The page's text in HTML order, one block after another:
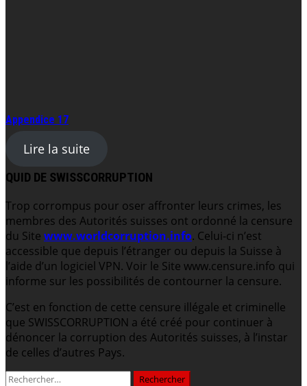
Appendice 17
Lire la suite
QUID DE SWISSCORRUPTION
Trop corrompus pour oser affronter leurs crimes, les
membres des Autorités suisses ont ordonné la censure
du Site www.worldcorruption.info. Celui-ci n’est
accessible que depuis l’étranger ou depuis la Suisse à
l’aide d’un logiciel VPN. Voir le Site www.censure.info qui
informe sur les possibilités de contourner la censure.
C’est en fonction de cette censure illégale et criminelle
que SWISSCORRUPTION a été créé pour continuer à
dénoncer la corruption des Autorités suisses, à l’instar
de celles d’autres Pays.
Rechercher :